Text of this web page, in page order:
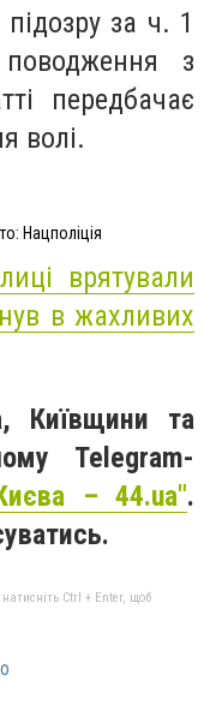
за ч. 1
з
передбачає
волі.
Нацполіція
врятували
в жахливих
Київщини та
Telegram-
– 44.ua".
Ctrl + Enter, щоб